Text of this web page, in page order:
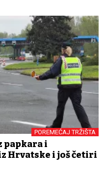
POREMEĆAJ TRŽIŠTA
papkara i
Hrvatske i još četiri